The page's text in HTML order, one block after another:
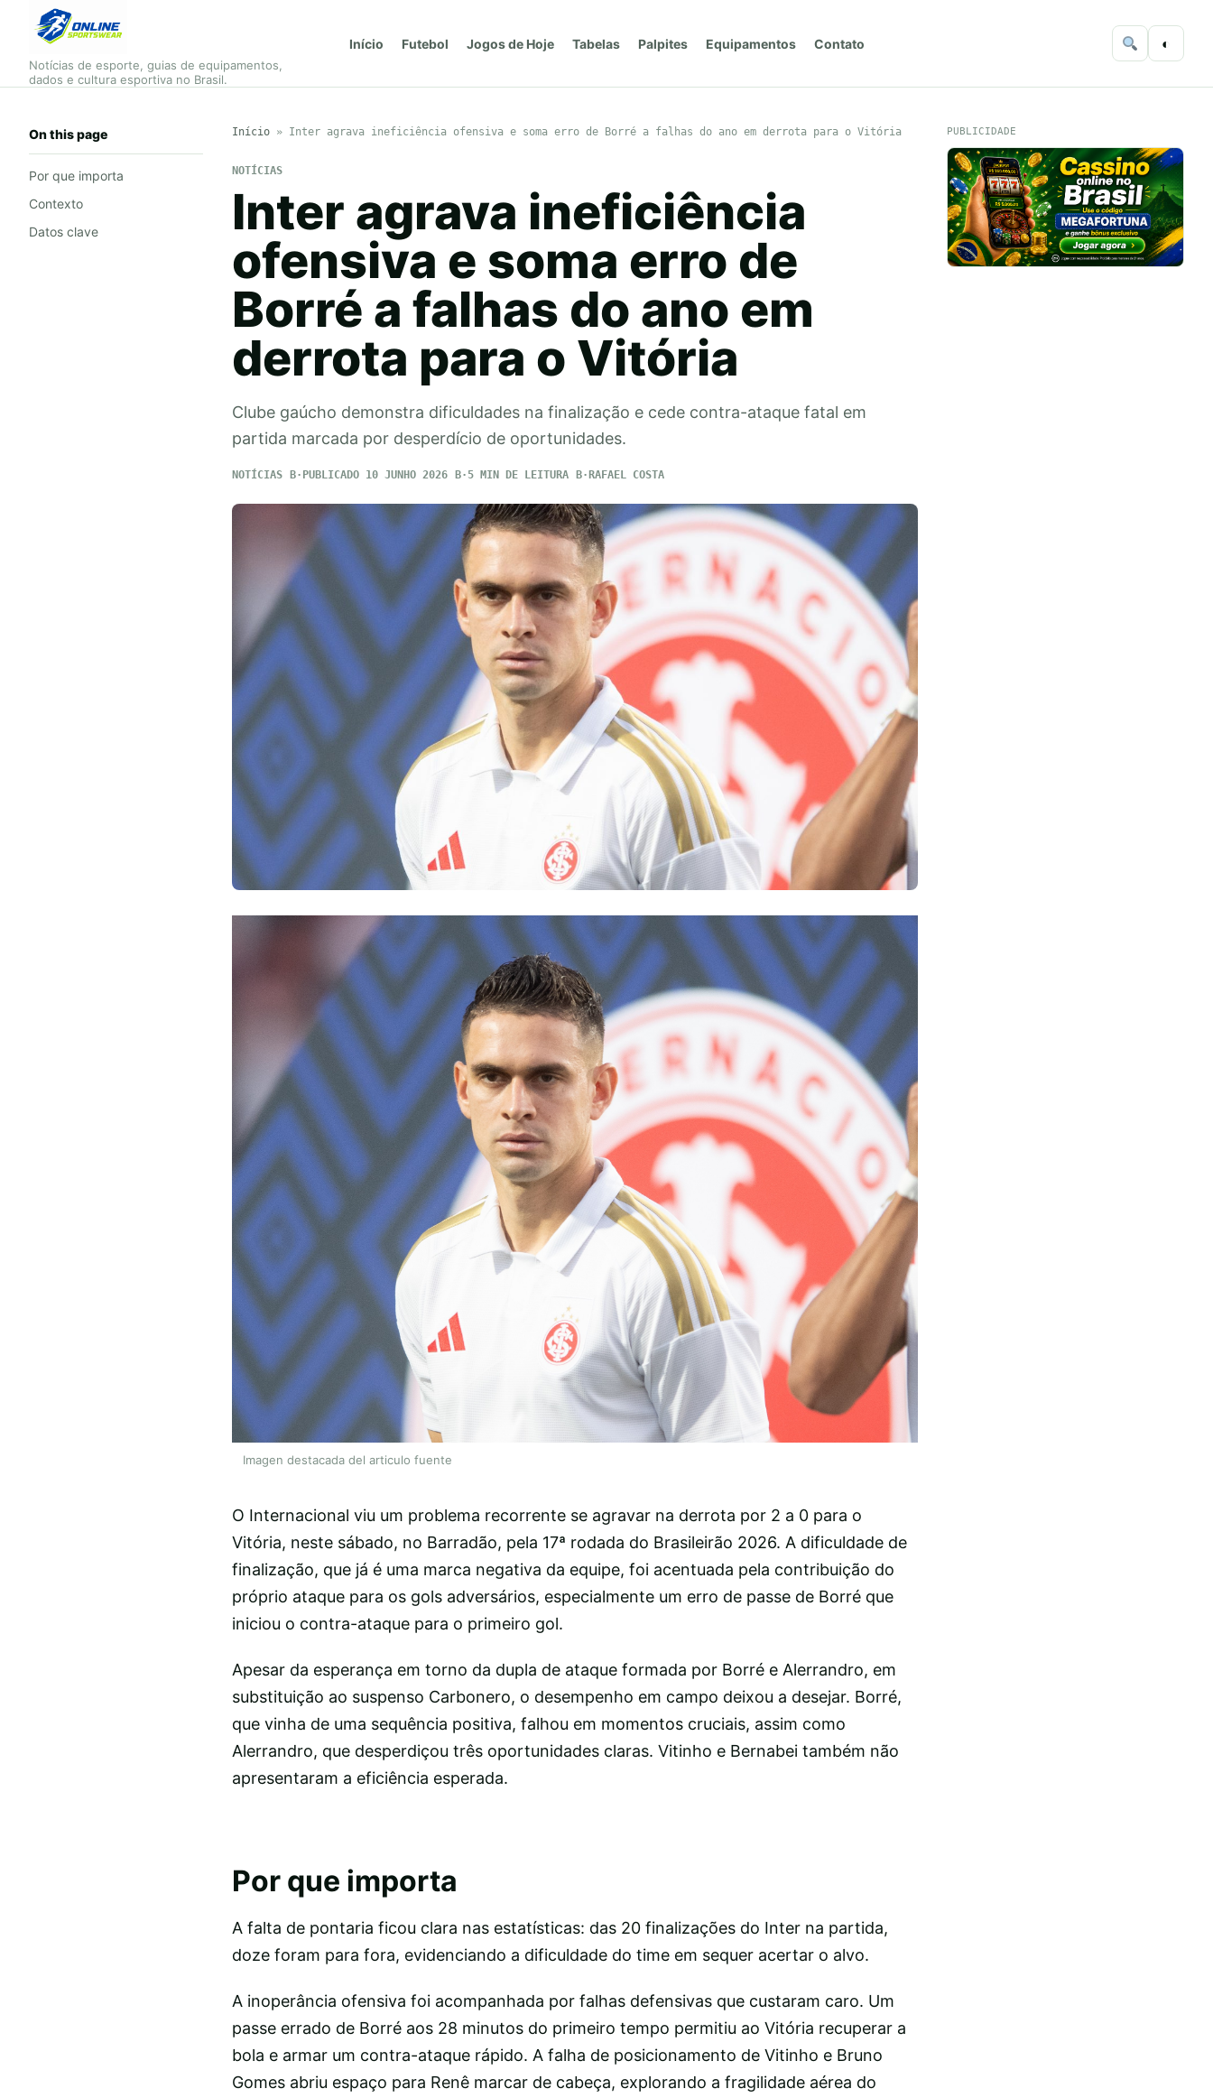
Notícias de esporte, guias de equipamentos,
dados e cultura esportiva no Brasil.
Início Futebol Jogos de Hoje Tabelas Palpites Equipamentos Contato ◐
On this page
Por que importa
Contexto
Datos clave
Início» Inter agrava ineficiência ofensiva e soma erro de Borré a falhas do ano em derrota para o Vitória
NOTÍCIAS
Inter agrava ineficiência
ofensiva e soma erro de
Borré a falhas do ano em
derrota para o Vitória
Clube gaúcho demonstra dificuldades na finalização e cede contra-ataque fatal em
partida marcada por desperdício de oportunidades.
NOTÍCIAS PUBLICADO 10 JUNHO 2026 5 MIN DE LEITURA RAFAEL COSTA
Imagen destacada del articulo fuente
O Internacional viu um problema recorrente se agravar na derrota por 2 a 0 para o
Vitória, neste sábado, no Barradão, pela 17ª rodada do Brasileirão 2026. A dificuldade de
finalização, que já é uma marca negativa da equipe, foi acentuada pela contribuição do
próprio ataque para os gols adversários, especialmente um erro de passe de Borré que
iniciou o contra-ataque para o primeiro gol.
Apesar da esperança em torno da dupla de ataque formada por Borré e Alerrandro, em
substituição ao suspenso Carbonero, o desempenho em campo deixou a desejar. Borré,
que vinha de uma sequência positiva, falhou em momentos cruciais, assim como
Alerrandro, que desperdiçou três oportunidades claras. Vitinho e Bernabei também não
apresentaram a eficiência esperada.
Por que importa
A falta de pontaria ficou clara nas estatísticas: das 20 finalizações do Inter na partida,
doze foram para fora, evidenciando a dificuldade do time em sequer acertar o alvo.
A inoperância ofensiva foi acompanhada por falhas defensivas que custaram caro. Um
passe errado de Borré aos 28 minutos do primeiro tempo permitiu ao Vitória recuperar a
bola e armar um contra-ataque rápido. A falha de posicionamento de Vitinho e Bruno
Gomes abriu espaço para Renê marcar de cabeça, explorando a fragilidade aérea do
PUBLICIDADE